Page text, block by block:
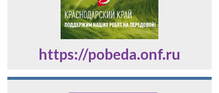
https://pobeda.onf.ru